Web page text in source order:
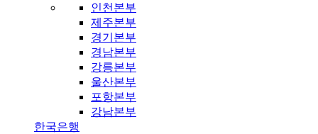
인천본부
제주본부
경기본부
경남본부
강릉본부
울산본부
포항본부
강남본부
한국은행